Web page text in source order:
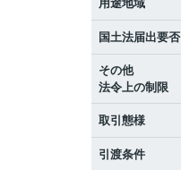
用途地域
国土法届出要否
その他
法令上の制限
取引態様
引渡条件